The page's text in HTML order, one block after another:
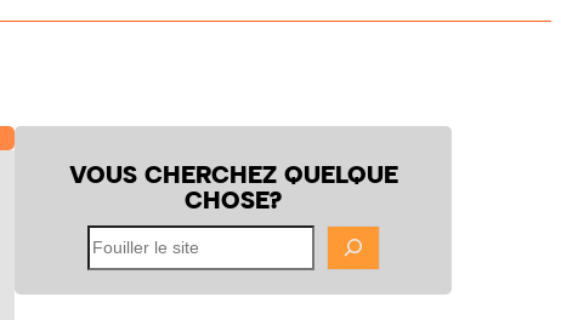
VOUS CHERCHEZ QUELQUE
CHOSE?
Fouiller
le
site